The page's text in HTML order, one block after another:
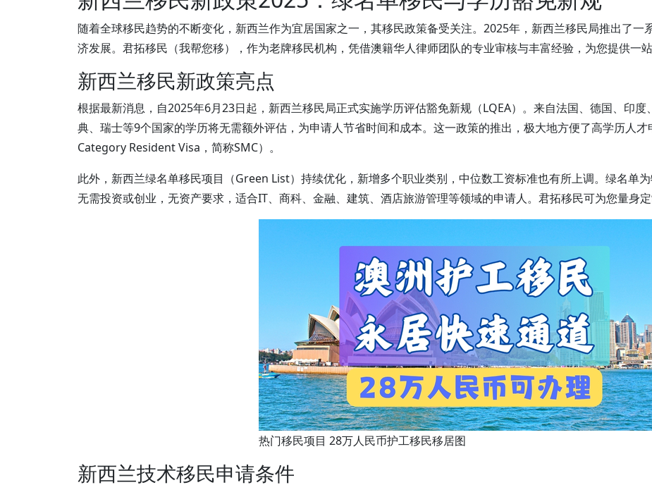
随着全球移民趋势的不断变化，新西兰作为宜居国家之一，其移民政策备受关注。2025年，新西兰移民局推出了
济发展。君拓移民（我帮您移），作为老牌移民机构，凭借澳籍华人律师团队的专业审核与丰富经验，为您提供一
新西兰移民新政策亮点
根据最新消息，自2025年6月23日起，新西兰移民局正式实施学历评估豁免新规（LQEA）。来自法国、德国、印
典、瑞士等9个国家的学历将无需额外评估，为申请人节省时间和成本。这一政策的推出，极大地方便了高学历人
Category Resident Visa，简称SMC）。
此外，新西兰绿名单移民项目（Green List）持续优化，新增多个职业类别，中位数工资标准也有所上调。绿名单
无需投资或创业，无资产要求，适合IT、商科、金融、建筑、酒店旅游管理等领域的申请人。君拓移民可为您量身定
热门移民项目 28万人民币护工移民移居图
新西兰技术移民申请条件